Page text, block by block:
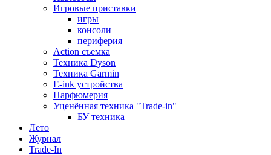
Игровые приставки
игры
консоли
периферия
Action съемка
Техника Dyson
Техника Garmin
E-ink устройства
Парфюмерия
Уценённая техника "Trade-in"
БУ техника
Лето
Журнал
Trade-In